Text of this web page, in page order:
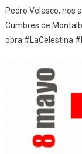
Pedro Velasco, nos
Cumbres de
obra #LaCelestina